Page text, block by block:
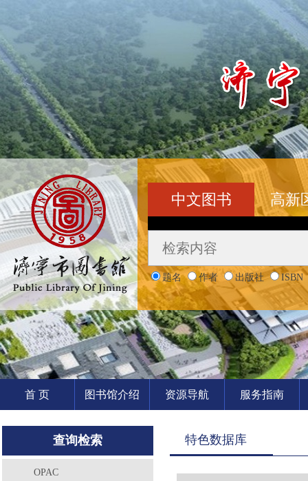
中文图书
题名 作者 出版社 ISBN
高新
首 页 图书馆介绍 资源导航 服务指南
查询检索
OPAC
特色数据库